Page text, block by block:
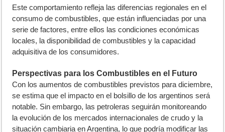
Este comportamiento refleja las diferencias regionales en el
consumo de combustibles, que están influenciadas por una
serie de factores, entre ellos las condiciones económicas
locales, la disponibilidad de combustibles y la capacidad
adquisitiva de los consumidores.
Perspectivas para los Combustibles en el Futuro
Con los aumentos de combustibles previstos para diciembre,
se estima que el impacto en el bolsillo de los argentinos será
notable. Sin embargo, las petroleras seguirán monitoreando
la evolución de los mercados internacionales de crudo y la
situación cambiaria en Argentina, lo que podría modificar las